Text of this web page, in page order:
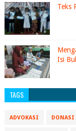
Teks
Isi
TAGS
ADVOKASI DONASI